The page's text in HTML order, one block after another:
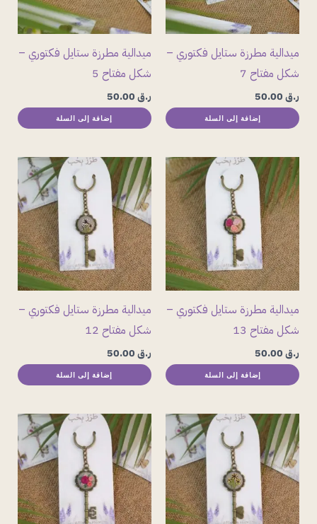
ميدالية مطرزة ستايل فكتوري –
شكل مفتاح 7
ر.ق50.00
إضافة إلى السلة
ميدالية مطرزة ستايل فكتوري –
شكل مفتاح 5
ر.ق
إضافة إلى السلة
ميدالية مطرزة ستايل فكتوري –
شكل مفتاح 13
ر.ق50.00
إضافة إلى السلة
ميدالية مطرزة ستايل فكتوري –
شكل مفتاح 12
ر.ق
إضافة إلى السلة